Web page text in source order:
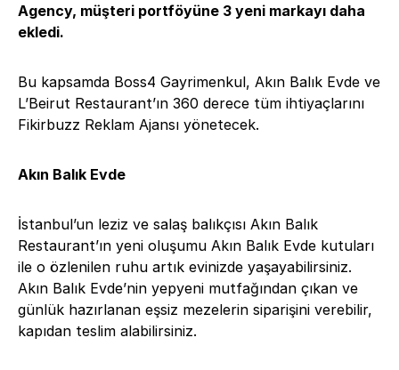
Agency, müşteri portföyüne 3 yeni markayı daha
ekledi.
Bu kapsamda Boss4 Gayrimenkul, Akın Balık Evde ve
L’Beirut Restaurant’ın 360 derece tüm ihtiyaçlarını
Fikirbuzz Reklam Ajansı yönetecek.
Akın Balık Evde
İstanbul’un leziz ve salaş balıkçısı Akın Balık
Restaurant’ın yeni oluşumu Akın Balık Evde kutuları
ile o özlenilen ruhu artık evinizde yaşayabilirsiniz.
Akın Balık Evde’nin yepyeni mutfağından çıkan ve
günlük hazırlanan eşsiz mezelerin siparişini verebilir,
kapıdan teslim alabilirsiniz.